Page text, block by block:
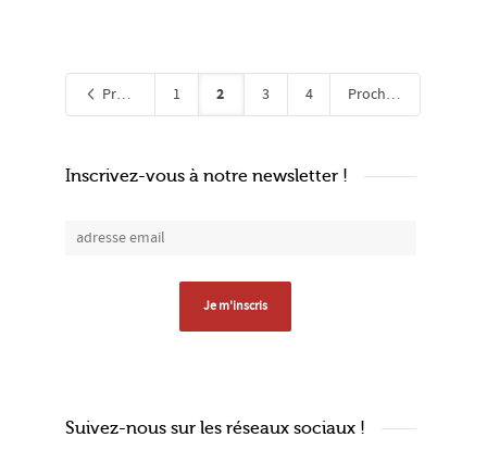
Précédent 1 2 3 4 Prochain
Inscrivez-vous à notre newsletter !
Suivez-nous sur les réseaux sociaux !